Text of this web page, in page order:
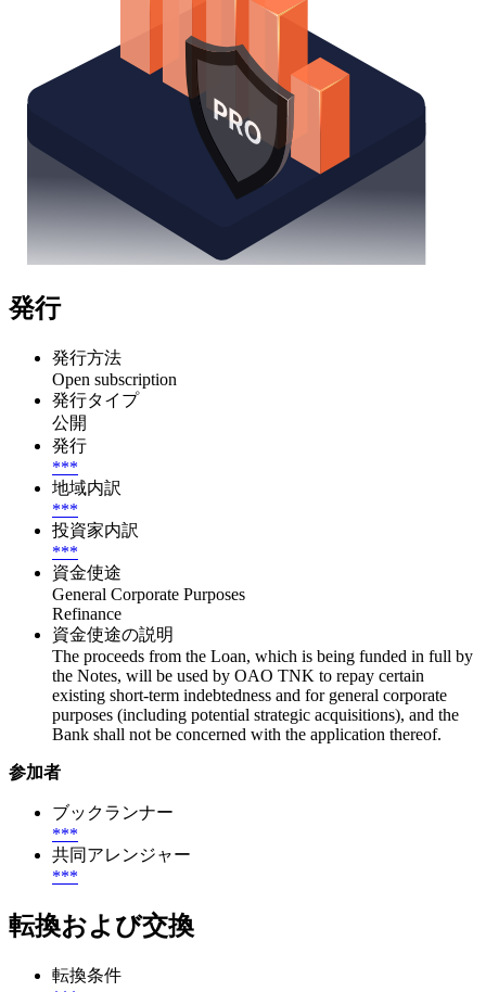
発行
発行方法
Open subscription
発行タイプ
公開
発行
***
地域内訳
***
投資家内訳
***
資金使途
General Corporate Purposes
Refinance
資金使途の説明
The proceeds from the Loan, which is being funded in full by
the Notes, will be used by OAO TNK to repay certain
existing short-term indebtedness and for general corporate
purposes (including potential strategic acquisitions), and the
Bank shall not be concerned with the application thereof.
参加者
ブックランナー
***
共同アレンジャー
***
転換および交換
転換条件